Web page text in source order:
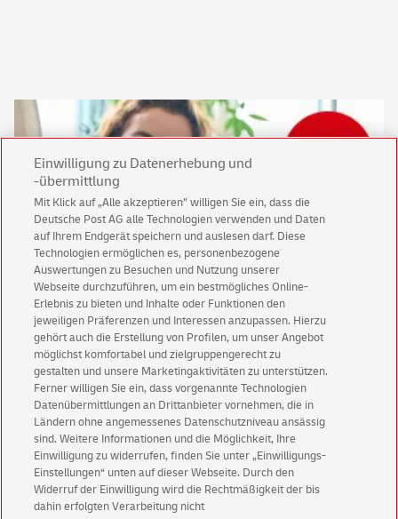
Keine News mehr verpassen!
Für den Shop-Newsletter anmelden und
Willkommensgutschein für eine Bestellung sichern.
Jetzt anmelden und Rabatt sichern
Kundenservice
Einwilligung zu Datenerhebung und
-übermittlung
Mit Klick auf „Alle akzeptieren” willigen Sie ein, dass die
Deutsche Post AG alle Technologien verwenden und Daten
auf Ihrem Endgerät speichern und auslesen darf. Diese
Technologien ermöglichen es, personenbezogene
Auswertungen zu Besuchen und Nutzung unserer
Webseite durchzuführen, um ein bestmögliches Online-
Erlebnis zu bieten und Inhalte oder Funktionen den
jeweiligen Präferenzen und Interessen anzupassen. Hierzu
gehört auch die Erstellung von Profilen, um unser Angebot
möglichst komfortabel und zielgruppengerecht zu
gestalten und unsere Marketingaktivitäten zu unterstützen.
Ferner willigen Sie ein, dass vorgenannte Technologien
Datenübermittlungen an Drittanbieter vornehmen, die in
Ländern ohne angemessenes Datenschutzniveau ansässig
sind. Weitere Informationen und die Möglichkeit, Ihre
Einwilligung zu widerrufen, finden Sie unter „Einwilligungs-
Einstellungen“ unten auf dieser Webseite. Durch den
Widerruf der Einwilligung wird die Rechtmäßigkeit der bis
dahin erfolgten Verarbeitung nicht